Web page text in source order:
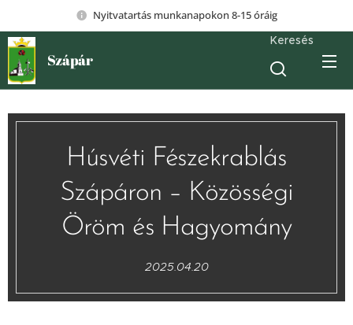
Nyitvatartás munkanapokon 8-15 óráig
Szápár
Keresés
Húsvéti Fészekrablás
Szápáron – Közösségi
Öröm és Hagyomány
2025.04.20